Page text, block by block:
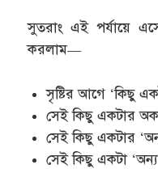
সুতরাং এই পর্যায়ে
করলাম—
সৃষ্টির আগে ‘কিছু
সেই কিছু একটার
সেই কিছু একটার
সেই কিছু একটা